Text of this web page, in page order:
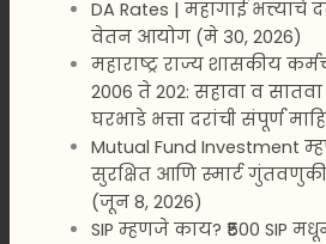
DA Rates | महागाई भत्त्याचे
वेतन आयोग (मे 30, 2026)
महाराष्ट्र राज्य शासकीय
2006 ते 202: सहावा व
घरभाडे भत्ता दरांची संपूर्ण
Mutual Fund Investment
सुरक्षित आणि स्मार्ट
(जून 8, 2026)
SIP म्हणजे काय? ₹500 SIP